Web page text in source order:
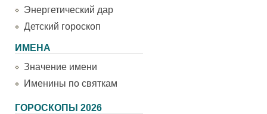
Энергетический дар
Детский гороскоп
ИМЕНА
Значение имени
Именины по святкам
ГОРОСКОПЫ 2026